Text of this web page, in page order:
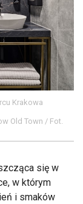
Krakowa
Old Town / Fot.
się w
w którym
i smaków